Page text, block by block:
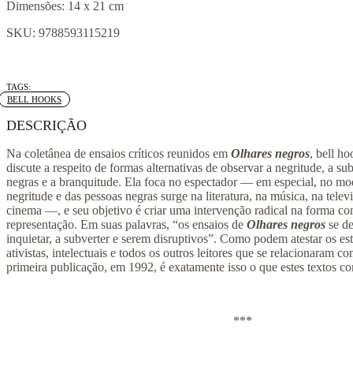
Dimensões: 14 x 21 cm
SKU: 9788593115219
Tag:
BELL HOOKS
DESCRIÇÃO
Na coletânea de ensaios críticos reunidos em Olhares negros, bell
discute a respeito de formas alternativas de observar a negritude, a
negras e a branquitude. Ela foca no espectador — em especial, no
negritude e das pessoas negras surge na literatura, na música, na
cinema —, e seu objetivo é criar uma intervenção radical na forma
representação. Em suas palavras, “os ensaios de Olhares negros se
inquietar, a subverter e serem disruptivos”. Como podem atestar os
ativistas, intelectuais e todos os outros leitores que se relacionaram
primeira publicação, em 1992, é exatamente isso o que estes textos
***